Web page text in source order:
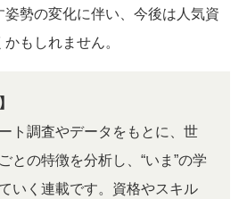
勢の変化に伴い、今後は人気資
もしれません。
ト調査やデータをもとに、世
との特徴を分析し、“いま”の学
いく連載です。資格やスキル